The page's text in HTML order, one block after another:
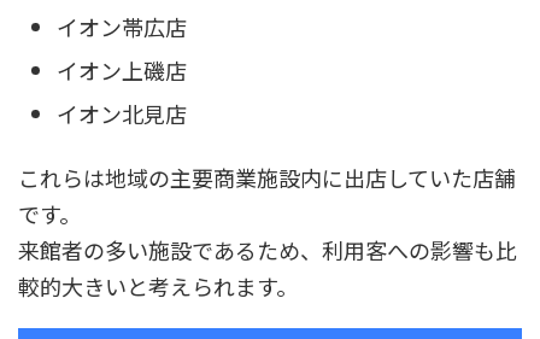
イオン帯広店
イオン上磯店
イオン北見店
これらは地域の主要商業施設内に出店していた店舗
です。
来館者の多い施設であるため、利用客への影響も比
較的大きいと考えられます。